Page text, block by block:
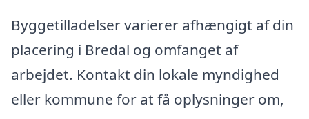
Byggetilladelser varierer afhængigt af din
placering i Bredal og omfanget af
arbejdet. Kontakt din lokale myndighed
eller kommune for at få oplysninger om,